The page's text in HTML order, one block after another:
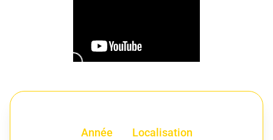
Année Localisation